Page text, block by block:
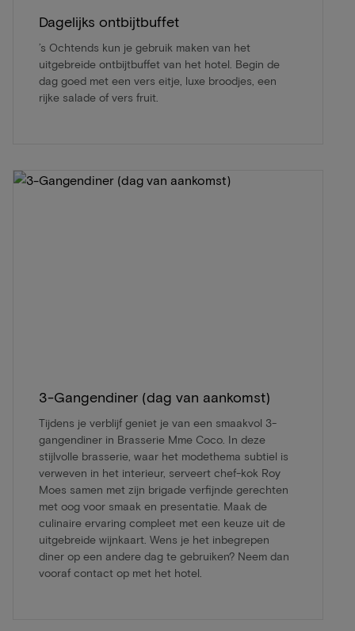
Dagelijks ontbijtbuffet
’s Ochtends kun je gebruik maken van het
uitgebreide ontbijtbuffet van het hotel. Begin de
dag goed met een vers eitje, luxe broodjes, een
rijke salade of vers fruit.
3-Gangendiner (dag van aankomst)
Tijdens je verblijf geniet je van een smaakvol 3-
gangendiner in Brasserie Mme Coco. In deze
stijlvolle brasserie, waar het modethema subtiel is
verweven in het interieur, serveert chef-kok Roy
Moes samen met zijn brigade verfijnde gerechten
met oog voor smaak en presentatie. Maak de
culinaire ervaring compleet met een keuze uit de
uitgebreide wijnkaart. Wens je het inbegrepen
diner op een andere dag te gebruiken? Neem dan
vooraf contact op met het hotel.